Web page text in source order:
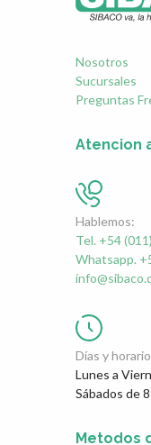
Nosotros
Sucursales
Preguntas
Atencion
Hablemos:
Tel. +54
Whatsapp.
Días y
Lunes a
Sábados de
Metodos